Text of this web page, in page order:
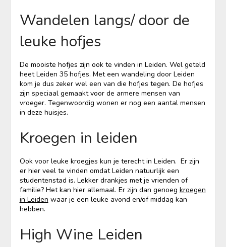
Wandelen langs/ door de
leuke hofjes
De mooiste hofjes zijn ook te vinden in Leiden. Wel geteld
heet Leiden 35 hofjes. Met een wandeling door Leiden
kom je dus zeker wel een van die hofjes tegen. De hofjes
zijn speciaal gemaakt voor de armere mensen van
vroeger. Tegenwoordig wonen er nog een aantal mensen
in deze huisjes.
Kroegen in leiden
Ook voor leuke kroegjes kun je terecht in Leiden. Er zijn
er hier veel te vinden omdat Leiden natuurlijk een
studentenstad is. Lekker drankjes met je vrienden of
familie? Het kan hier allemaal. Er zijn dan genoeg kroegen
in Leiden waar je een leuke avond en/of middag kan
hebben.
High Wine Leiden